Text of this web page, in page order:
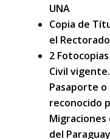
UNA
Copia de
el
2
Civil
Pasaporte
reconocido
del